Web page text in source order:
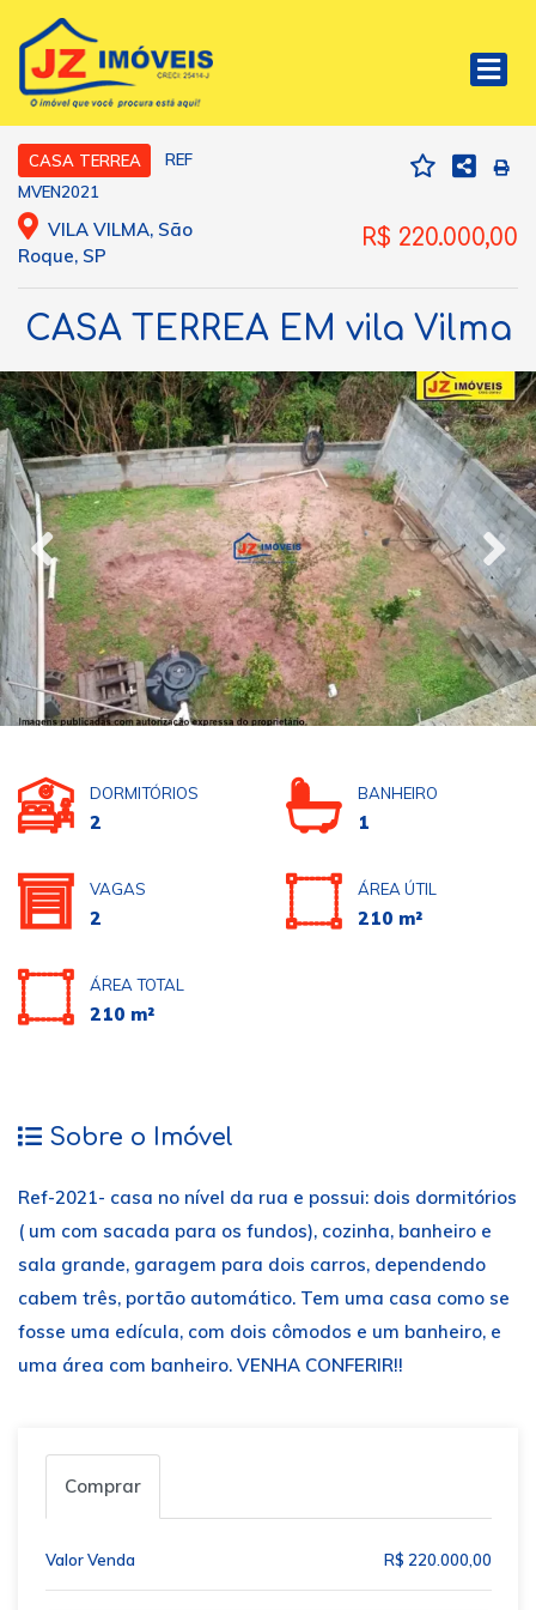
CASA TERREA
REF
MVEN2021
VILA VILMA, São
Roque, SP
R$ 220.000,00
CASA TERREA EM vila Vilma
DORMITÓRIOS
2
BANHEIRO
1
VAGAS
2
ÁREA ÚTIL
210 m²
ÁREA TOTAL
210 m²
Sobre o Imóvel
Ref-2021- casa no nível da rua e possui: dois dormitórios
( um com sacada para os fundos), cozinha, banheiro e
sala grande, garagem para dois carros, dependendo
cabem três, portão automático. Tem uma casa como se
fosse uma edícula, com dois cômodos e um banheiro, e
uma área com banheiro. VENHA CONFERIR!!
Comprar
Valor Venda R$ 220.000,00